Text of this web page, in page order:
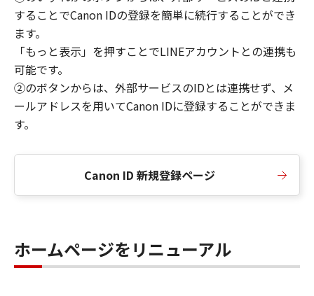
することでCanon IDの登録を簡単に続行することができ
ます。
「もっと表示」を押すことでLINEアカウントとの連携も
可能です。
②のボタンからは、外部サービスのIDとは連携せず、メ
ールアドレスを用いてCanon IDに登録することができま
す。
Canon ID 新規登録ページ
ホームページをリニューアル